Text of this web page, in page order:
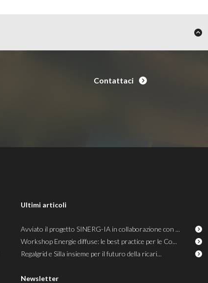
Contattaci
Ultimi articoli
Avviato il progetto SINERG-IA in collaborazione con ...
Workshop Energie diffuse: le best practice per le Co...
Regalgrid e Silla insieme per il futuro della ricari...
Newsletter